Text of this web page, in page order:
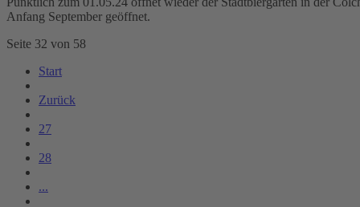
Anfang September geöffnet.
Seite 32 von 58
Start
Zurück
27
28
...